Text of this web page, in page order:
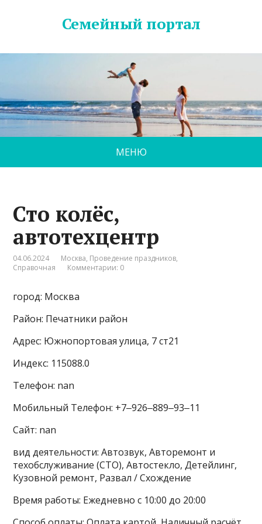
Семейный портал
МЕНЮ
Сто колёс,
автотехцентр
04.06.2024 Москва, Проведение праздников,
Справочная
Комментарии: 0
город: Москва
Район: Печатники район
Адрес: Южнопортовая улица, 7 ст21
Индекс: 115088.0
Телефон: nan
Мобильный Телефон: +7‒926‒889‒93‒11
Сайт: nan
вид деятельности: Автозвук, Авторемонт и
техобслуживание (СТО), Автостекло, Детейлинг,
Кузовной ремонт, Развал / Схождение
Время работы: Ежедневно с 10:00 до 20:00